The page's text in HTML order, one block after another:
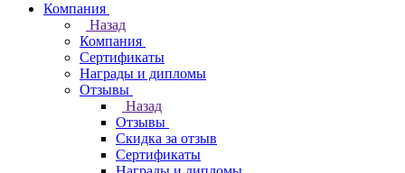
Компания
Назад
Компания
Сертификаты
Награды и дипломы
Отзывы
Назад
Отзывы
Скидка за отзыв
Сертификаты